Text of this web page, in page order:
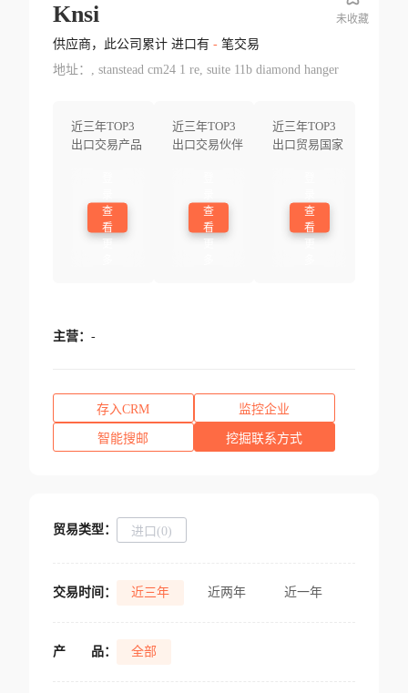
Knsi
供应商，此公司累计 进口有 -笔交易
地址：, stanstead cm24 1 re, suite 11b diamond hanger
近三年TOP3
出口交易产品
查
看
近三年TOP3
出口交易伙伴
查
看
近三年TOP3
出口贸易国家
查
看
未收藏
主营： -
存入CRM 监控企业
智能搜邮 挖掘联系方式
贸易类型： 进口(0)
交易时间： 近三年 近两年 近一年
产 品： 全部